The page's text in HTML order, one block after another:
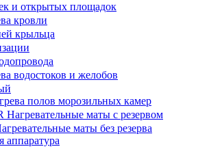
и открытых площадок
кровли
крыльца
водостоков и желобов
полов морозильных камер
Нагревательные маты с резервом
маты без резерва
аппаратура